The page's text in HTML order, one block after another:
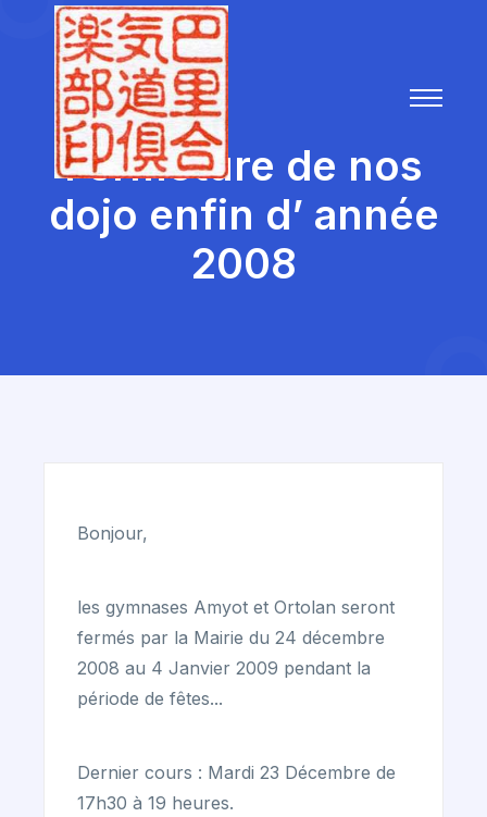
Fermeture de nos
dojo enfin d’ année
2008
Bonjour,
les gymnases Amyot et Ortolan seront
fermés par la Mairie du 24 décembre
2008 au 4 Janvier 2009 pendant la
période de fêtes...
Dernier cours : Mardi 23 Décembre de
17h30 à 19 heures.